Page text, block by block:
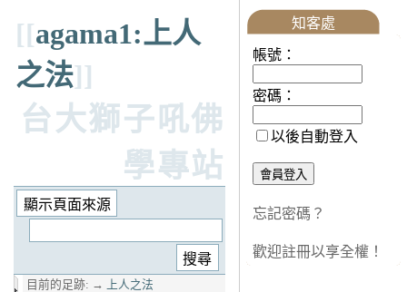
[[agama1:上人
之法]]
台大獅子吼佛
學專站
目前的足跡: → 上人之法
知客處
帳號：
密碼：
以後自動登入
忘記密碼？
歡迎註冊以享全權！